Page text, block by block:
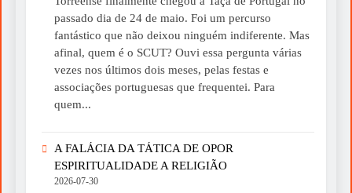
passado dia de 24 de maio. Foi um percurso
fantástico que não deixou ninguém indiferente. Mas
afinal, quem é o SCUT? Ouvi essa pergunta várias
vezes nos últimos dois meses, pelas festas e
associações portuguesas que frequentei. Para
quem...
A FALÁCIA DA TÁTICA DE OPOR
ESPIRITUALIDADE A RELIGIÃO
2026-07-30